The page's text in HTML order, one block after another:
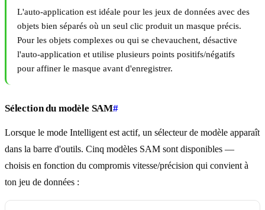
L'auto-application est idéale pour les jeux de données avec des
objets bien séparés où un seul clic produit un masque précis.
Pour les objets complexes ou qui se chevauchent, désactive
l'auto-application et utilise plusieurs points positifs/négatifs
pour affiner le masque avant d'enregistrer.
Sélection du modèle SAM#
Lorsque le mode Intelligent est actif, un sélecteur de modèle apparaît
dans la barre d'outils. Cinq modèles SAM sont disponibles —
choisis en fonction du compromis vitesse/précision qui convient à
ton jeu de données :